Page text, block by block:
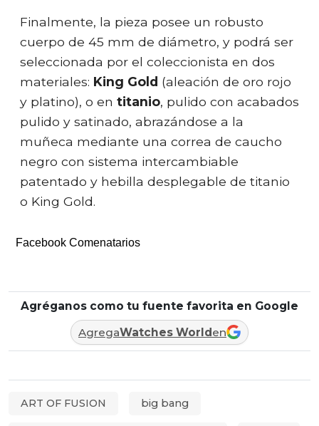
Finalmente, la pieza posee un robusto
cuerpo de 45 mm de diámetro, y podrá ser
seleccionada por el coleccionista en dos
materiales: King Gold (aleación de oro rojo
y platino), o en titanio, pulido con acabados
pulido y satinado, abrazándose a la
muñeca mediante una correa de caucho
negro con sistema intercambiable
patentado y hebilla desplegable de titanio
o King Gold.
Facebook Comenatarios
Agréganos como tu fuente favorita en Google
AgregaWatches Worlden
ART OF FUSION big bang